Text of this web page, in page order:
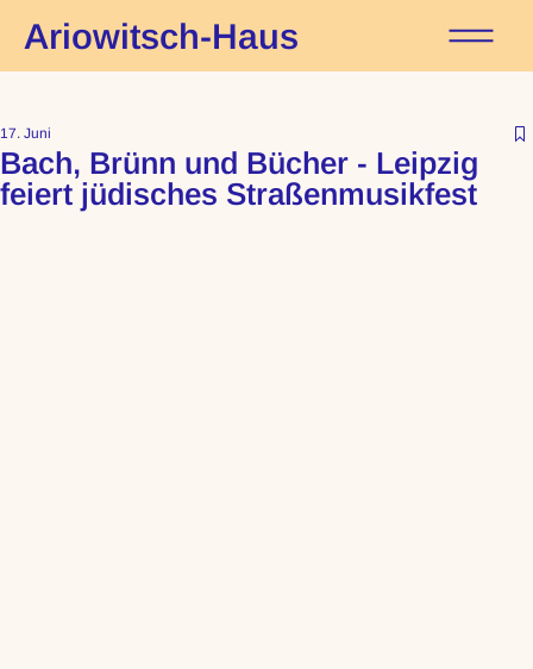
Ariowitsch-Haus
Bach, Brünn und Bücher - Leipzig
feiert jüdisches Straßenmusikfest
17. Juni